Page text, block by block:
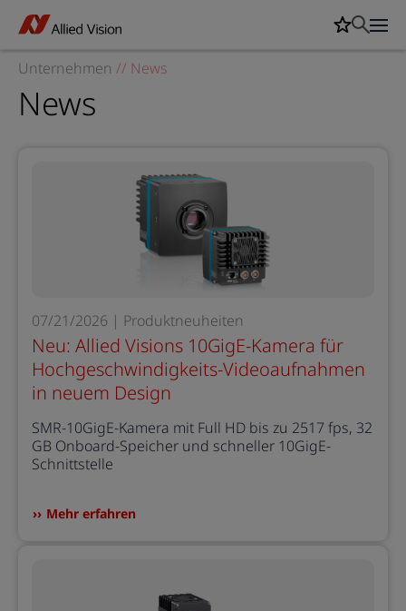
Unternehmen // News
News
07/21/2026 | Produktneuheiten
Neu: Allied Visions 10GigE-Kamera für
Hochgeschwindigkeits-Videoaufnahmen
in neuem Design
SMR-10GigE-Kamera mit Full HD bis zu 2517 fps, 32
GB Onboard-Speicher und schneller 10GigE-
Schnittstelle
Mehr erfahren